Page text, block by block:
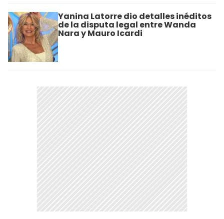
Yanina Latorre dio detalles inéditos
de la disputa legal entre Wanda
Nara y Mauro Icardi